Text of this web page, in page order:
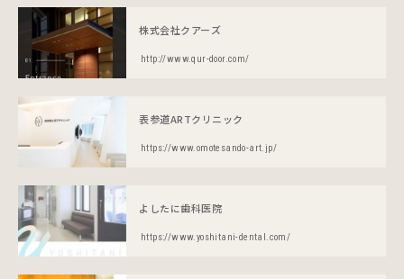
株式会社クアーズ
http://www.qur-door.com/
表参道ARTクリニック
https://www.omotesando-art.jp/
よしたに歯科医院
https://www.yoshitani-dental.com/